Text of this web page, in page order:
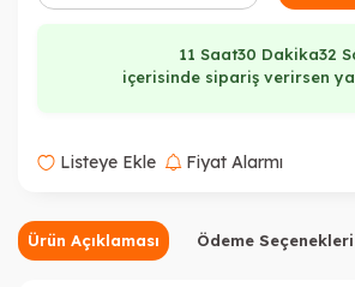
11 Saat30 Dakika31
içerisinde sipariş verirsen
Listeye Ekle Fiyat Alarmı
Ürün Açıklaması Ödeme Seçenekleri